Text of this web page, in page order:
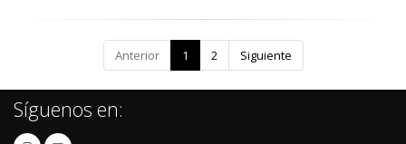
Anterior 1 2 Siguiente
Síguenos en: